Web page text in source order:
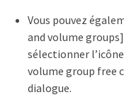
Vous pouvez
and volume
sélectionner
volume group free
dialogue.